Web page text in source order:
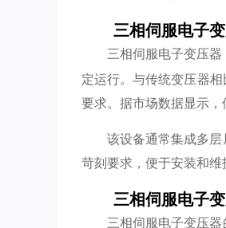
三相伺服电子
三相伺服电子变压
定运行。与传统变压器
要求。据市场数据显示
该设备通常集成多
苛刻要求，便于安装和
三相伺服电子
三相伺服电子变压